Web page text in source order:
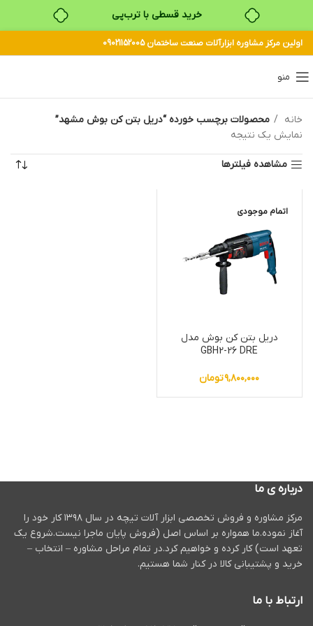
خرید قسطی با ترب‌پی
اولین مرکز مشاوره ابزارآلات صنعت ساختمان 09021152005
منو
خانه
محصولات برچسب خورده “دریل بتن کن بوش مشهد”
نمایش یک نتیجه
مشاهده فیلترها
اتمام موجودی
دریل بتن کن بوش مدل
GBH2-26 DRE
۹,۸۰۰,۰۰۰تومان
درباره ی ما
مرکز مشاوره و فروش تخصصی ابزار آلات تیچه در سال ۱۳۹۸ کار خود را
آغاز نموده.ما همواره بر اساس اصل (فروش پایان ماجرا نیست.شروع یک
تعهد است) کار کرده و خواهیم کرد.در تمام مراحل مشاوره – انتخاب –
خرید و پشتیبانی کالا در کنار شما هستیم.
ارتباط با ما